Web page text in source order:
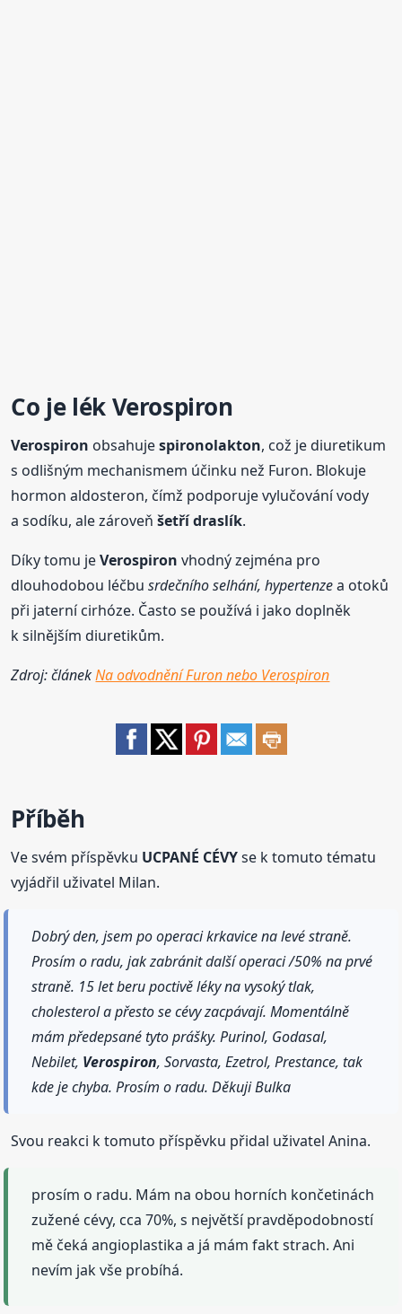
Co je lékVerospiron
Verospiron obsahujespironolakton, což je diuretikum
s odlišným mechanismem účinku než Furon. Blokuje
hormon aldosteron, čímž podporuje vylučování vody
a sodíku, ale zároveňšetří draslík.
Díky tomu jeVerospiron vhodný zejména pro
dlouhodobou léčbusrdečního selhání, hypertenzea otoků
při jaterní cirhóze. Často se používá i jako doplněk
k silnějším diuretikům.
Zdroj: článekNa odvodnění Furon nebo Verospiron
Příběh
Ve svém příspěvku UCPANÉ CÉVYse k tomuto tématu
vyjádřil uživatel Milan.
Dobrý den, jsem po operaci krkavice na levé straně.
Prosím o radu, jak zabránit další operaci /50% na prvé
straně. 15 let beru poctivě léky na vysoký tlak,
cholesterol a přesto se cévy zacpávají. Momentálně
mám předepsané tyto prášky. Purinol, Godasal,
Nebilet, Verospiron, Sorvasta, Ezetrol, Prestance, tak
kde je chyba. Prosím o radu. Děkuji Bulka
Svou reakci k tomuto příspěvku přidal uživatel Anina.
prosím o radu. Mám na obou horních končetinách
zužené cévy, cca 70%, s největší pravděpodobností
mě čeká angioplastika a já mám fakt strach. Ani
nevím jak vše probíhá.